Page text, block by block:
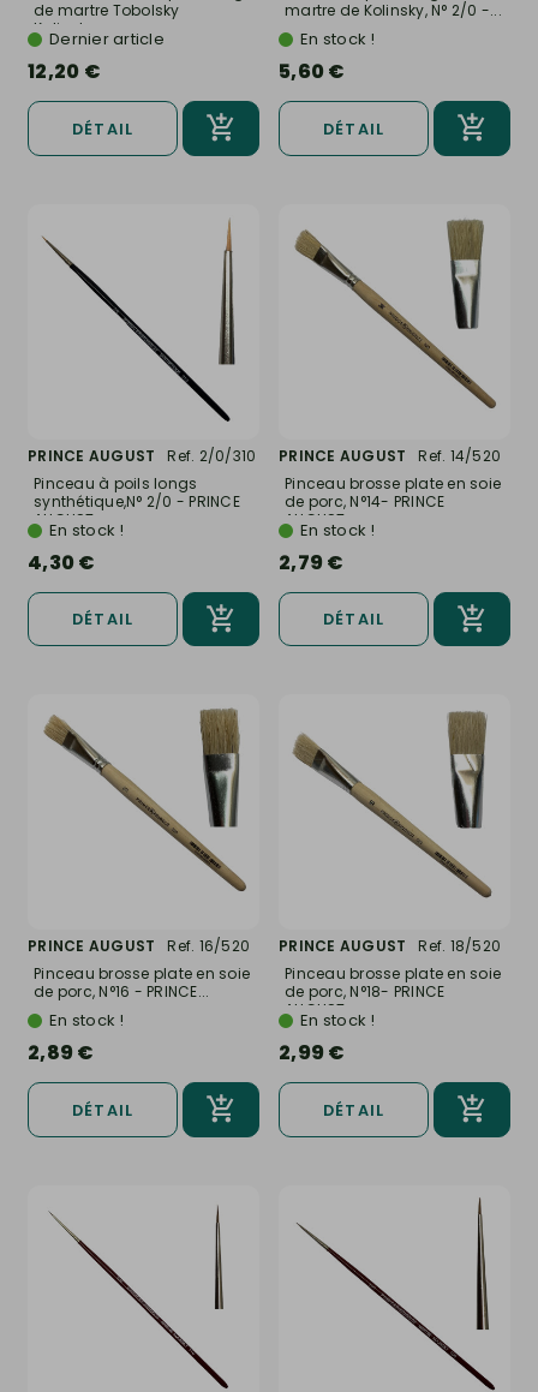
de martre Tobolsky
Kolinsky,...
Dernier article
12,20 €
DÉTAIL
martre de Kolinsky, N° 2/0 -...
En stock !
5,60 €
DÉTAIL
PRINCE AUGUST
Ref. 2/0/310
Pinceau à poils longs
synthétique,N° 2/0 - PRINCE
AUGUST...
En stock !
4,30 €
DÉTAIL
PRINCE AUGUST
Ref. 14/520
Pinceau brosse plate en soie
de porc, N°14- PRINCE
AUGUST...
En stock !
2,79 €
DÉTAIL
PRINCE AUGUST
Ref. 16/520
Pinceau brosse plate en soie
de porc, N°16 - PRINCE...
En stock !
2,89 €
DÉTAIL
PRINCE AUGUST
Ref. 18/520
Pinceau brosse plate en soie
de porc, N°18- PRINCE
AUGUST...
En stock !
2,99 €
DÉTAIL